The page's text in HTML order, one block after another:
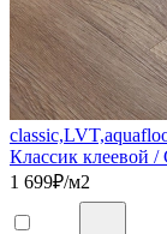
Классик клеевой
1 699₽/м2